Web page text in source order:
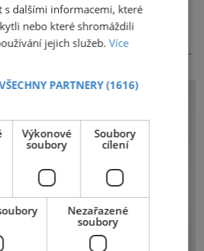
srpna 2026 stává novým
asociace České republiky. V
zajistí mobilitu asociace,
i českého fotbalu v regionech.
s dalšími informacemi, které
nebo které shromáždili
jejich služeb.Více
PARTNERY(1616)
Výkonové
soubory
Soubory
cílení
Nezařazené
soubory